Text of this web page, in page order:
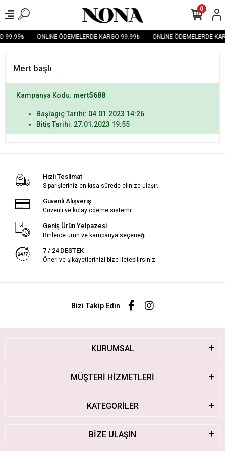
99.99₺ ONLİNE ÖDEMELERDE KARGO 99.99₺ ONLİNE ÖDEMELERDE
0
Mert başlı
Kampanya Kodu: mert5688
Başlagıç Tarihi: 04.01.2023 14:26
Bitiş Tarihi: 27.01.2023 19:55
Hızlı Teslimat
Siparişleriniz en kısa sürede elinize ulaşır.
Güvenli Alışveriş
Güvenli ve kolay ödeme sistemi
Geniş Ürün Yelpazesi
Binlerce ürün ve kampanya seçeneği
7 / 24 DESTEK
Öneri ve şikayetlerinizi bize iletebilirsiniz.
Bizi Takip Edin
KURUMSAL
MÜŞTERİ HİZMETLERİ
KATEGORİLER
BİZE ULAŞIN